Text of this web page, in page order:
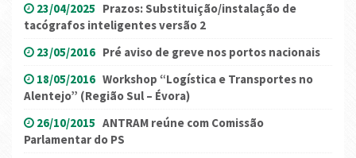
23/04/2025 Prazos: Substituição/instalação de
tacógrafos inteligentes versão 2
23/05/2016 Pré aviso de greve nos portos nacionais
18/05/2016 Workshop “Logística e Transportes no
Alentejo” (Região Sul – Évora)
26/10/2015 ANTRAM reúne com Comissão
Parlamentar do PS